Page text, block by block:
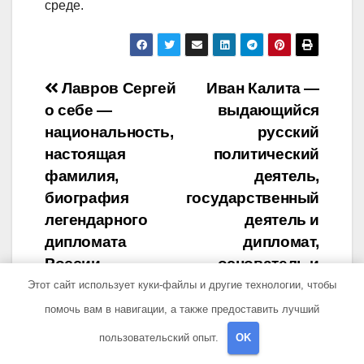
среде.
Навигация
по
записям
Иван Калита —
выдающийся
русский
политический
деятель,
государственный
деятель и
дипломат,
основатель и
правитель
Московского
княжества,
великий князь и
Лавров Сергей
о себе —
национальность,
настоящая
фамилия,
биография
легендарного
дипломата
России
Этот сайт использует куки-файлы и другие технологии, чтобы
помочь вам в навигации, а также предоставить лучший
пользовательский опыт. OK